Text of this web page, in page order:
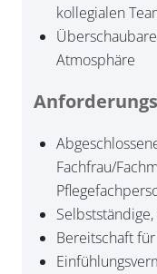
kollegialen
Atmosphäre
Fachfrau/
Bereitschaft